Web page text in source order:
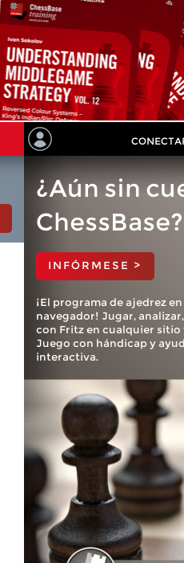
¿Aún sin
ChessBase?
INFÓRMESE >
¡El programa de ajedrez en
navegador! Jugar,
con Fritz en cualquier sitio
Juego con hándicap y
interactiva.